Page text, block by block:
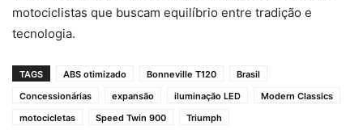
motociclistas que buscam equilíbrio entre tradição e
tecnologia.
TAGS ABS otimizado Bonneville T120
Brasil
Concessionárias
expansão iluminação LED
Modern Classics
motocicletas
Speed Twin 900 Triumph